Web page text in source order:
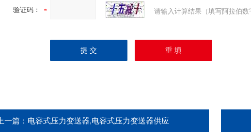
验证码： 请输入计算结果（填写阿拉伯
上一篇： 电容式压力变送器,电容式压力变送器供应